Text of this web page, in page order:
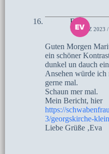
Eva
1. MÄRZ 2023
Guten Morgen
ein schöner
dunkel un dauch
Ansehen würde ich
gerne mal.
Schaun mer mal.
Mein Bericht, hier
https://
3/georgskirche-
Liebe Grüße ‚Eva